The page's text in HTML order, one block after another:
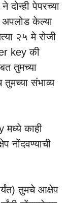
दोन्ही पेपरच्या
अपलोड केल्या
२५ मे रोजी
key की
तुमच्या
संभाव्य
मध्ये काही
नोंदवण्याची
तुमचे आक्षेप